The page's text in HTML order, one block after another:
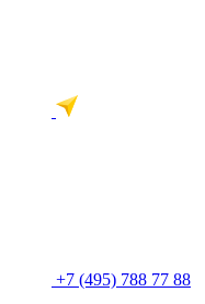
+7 (495) 788 77 88